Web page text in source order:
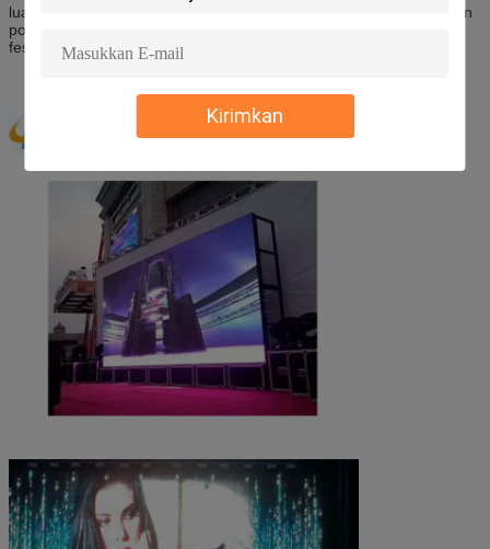
Kirimkan
luar ruangan dengan kecerahan tinggi, definisi tinggi, tahan air dan
portabel. Ini banyak digunakan dalam film luar ruangan, konser,
festival musik, bioskop drive-in dan sebagainya.